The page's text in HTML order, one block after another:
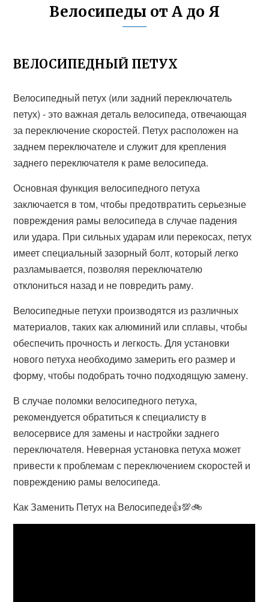
Велосипеды от А до Я
ВЕЛОСИПЕДНЫЙ ПЕТУХ
Велосипедный петух (или задний переключатель
петух) - это важная деталь велосипеда, отвечающая
за переключение скоростей. Петух расположен на
заднем переключателе и служит для крепления
заднего переключателя к раме велосипеда.
Основная функция велосипедного петуха
заключается в том, чтобы предотвратить серьезные
повреждения рамы велосипеда в случае падения
или удара. При сильных ударам или перекосах, петух
имеет специальный зазорный болт, который легко
разламывается, позволяя переключателю
отклониться назад и не повредить раму.
Велосипедные петухи производятся из различных
материалов, таких как алюминий или сплавы, чтобы
обеспечить прочность и легкость. Для установки
нового петуха необходимо замерить его размер и
форму, чтобы подобрать точно подходящую замену.
В случае поломки велосипедного петуха,
рекомендуется обратиться к специалисту в
велосервисе для замены и настройки заднего
переключателя. Неверная установка петуха может
привести к проблемам с переключением скоростей и
повреждению рамы велосипеда.
Как Заменить Петух на Велосипеде👍💯🚲